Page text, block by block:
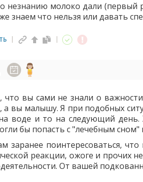
незнанию молоко дали (первый
знаем что нельзя или давать
что вы сами не знали о
вы малышу. Я при подобных
воде и то на следующий
бы попасть с "лечебным сном"
заранее поинтересоваться,
реакции, ожоге и прочих
От вашей